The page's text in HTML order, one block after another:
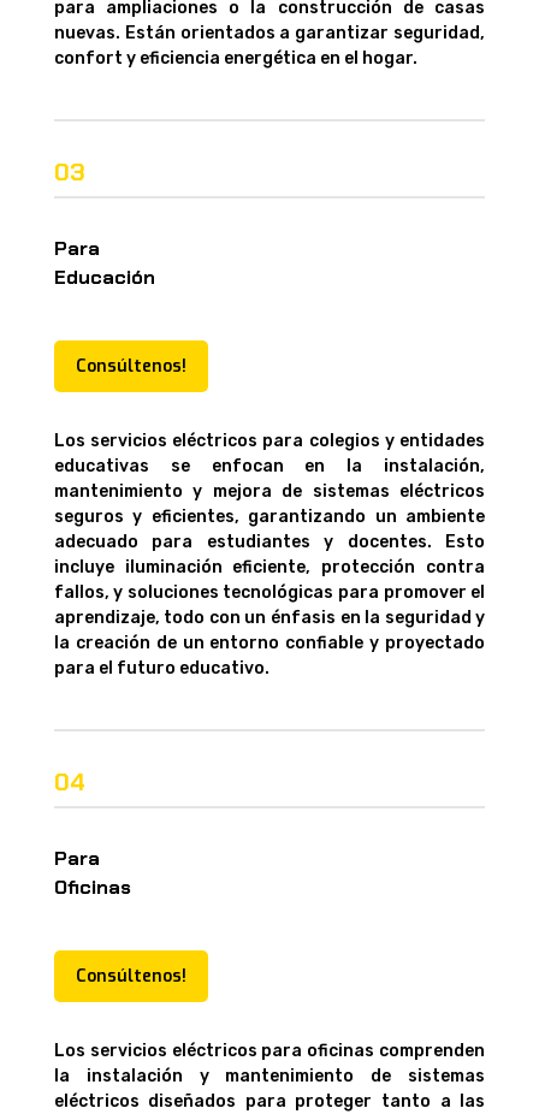
para ampliaciones o la construcción de casas
nuevas. Están orientados a garantizar seguridad,
confort y eficiencia energética en el hogar.
03
Para
Educación
Consúltenos!
Los servicios eléctricos para colegios y entidades
educativas se enfocan en la instalación,
mantenimiento y mejora de sistemas eléctricos
seguros y eficientes, garantizando un ambiente
adecuado para estudiantes y docentes. Esto
incluye iluminación eficiente, protección contra
fallos, y soluciones tecnológicas para promover el
aprendizaje, todo con un énfasis en la seguridad y
la creación de un entorno confiable y proyectado
para el futuro educativo.
04
Para
Oficinas
Consúltenos!
Los servicios eléctricos para oficinas comprenden
la instalación y mantenimiento de sistemas
eléctricos diseñados para proteger tanto a las